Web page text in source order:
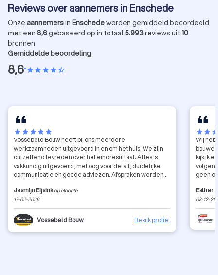
Reviews over aannemers in Enschede
Onze aannemersin Enschedeworden gemiddeld beoordeeld
met een 8,6gebaseerd op in totaal5.993reviews uit 10
bronnen
Gemiddelde beoordeling
8,6•starstarstarstarstar_half
starstarstarstarstar
Vossebeld Bouw heeft bij ons meerdere
werkzaamheden uitgevoerd in en om het huis. We zijn
ontzettend tevreden over het eindresultaat. Alles is
vakkundig uitgevoerd, met oog voor detail, duidelijke
communicatie en goede adviezen. Afspraken werden
aanrader!
Jasmijn Eijsink op Google
17-02-2026
Vossebeld Bouw Bekijk profiel
starstar
Wij
kijk ik
geen
over
is hoe
Esther
08-12-